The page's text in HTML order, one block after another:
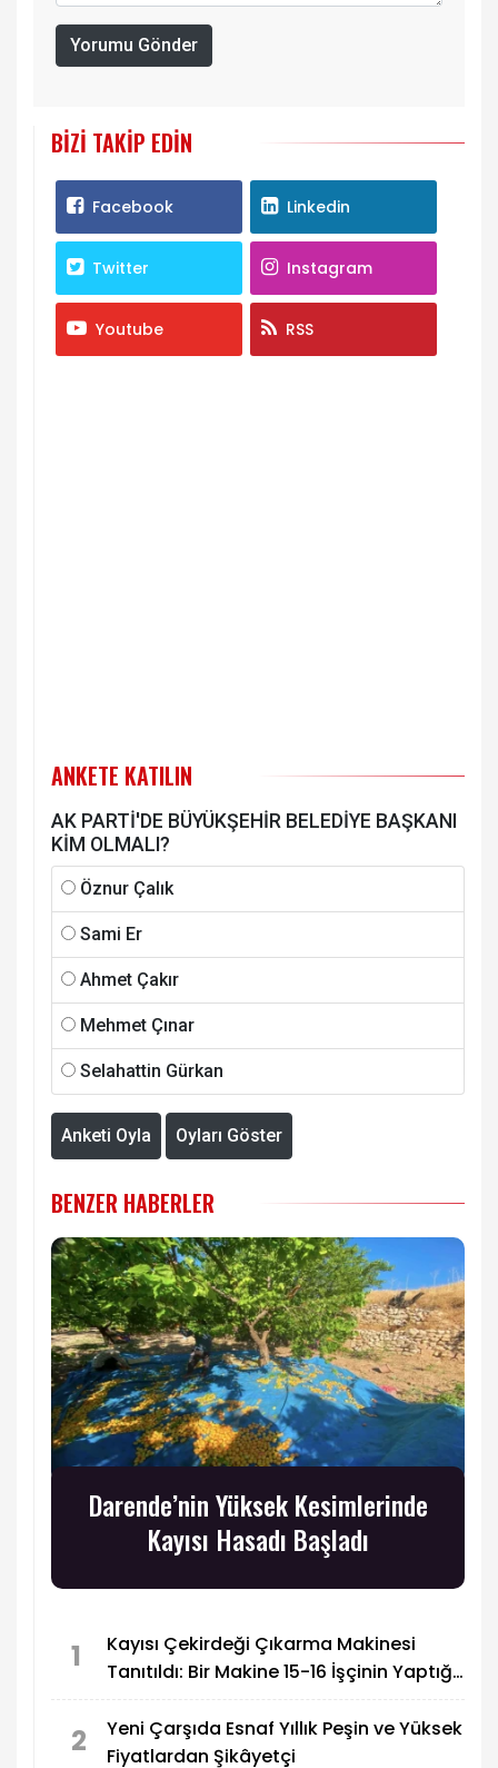
Yorumu Gönder
BIZI TAKIP EDIN
Facebook Linkedin
Twitter Instagram
Youtube RSS
ANKETE KATILIN
AK PARTİ'DE BÜYÜKŞEHİR BELEDİYE BAŞKANI
KİM OLMALI?
Öznur Çalık
Sami Er
Ahmet Çakır
Mehmet Çınar
Selahattin Gürkan
Anketi Oyla Oyları Göster
BENZER HABERLER
Darende’nin Yüksek Kesimlerinde
Kayısı Hasadı Başladı
1
Kayısı Çekirdeği Çıkarma Makinesi
Tanıtıldı: Bir Makine 15-16 İşçinin Yaptığı
2
Yeni Çarşıda Esnaf Yıllık Peşin ve Yüksek
Fiyatlardan Şikâyetçi